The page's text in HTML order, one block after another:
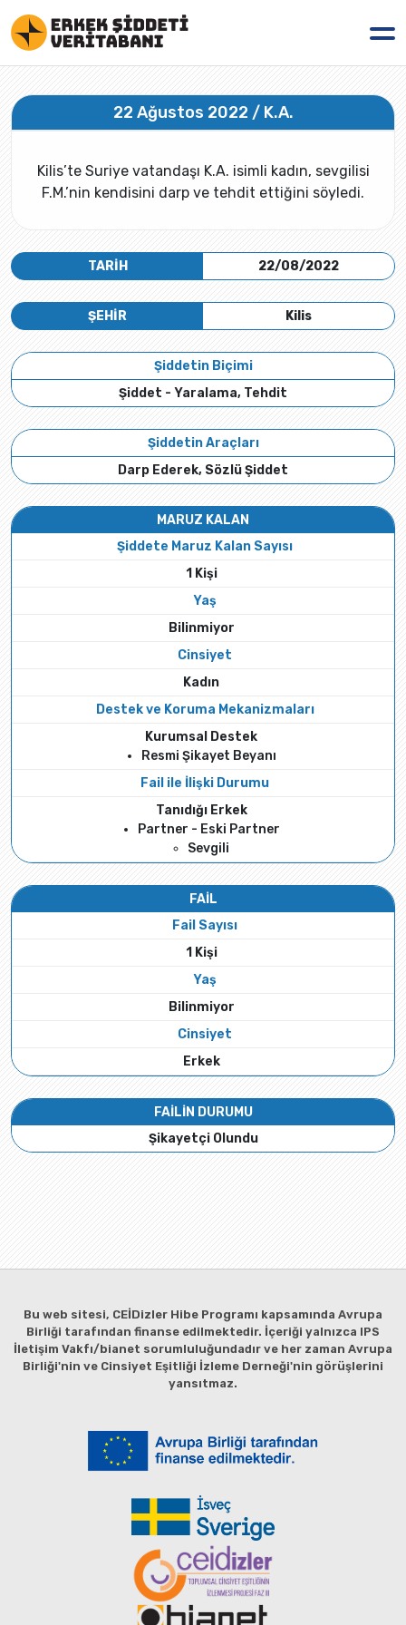
22 Ağustos 2022 / K.A.
Kilis’te Suriye vatandaşı K.A. isimli kadın, sevgilisi
F.M.’nin kendisini darp ve tehdit ettiğini söyledi.
TARİH 22/08/2022
Kilis
ŞEHİR
Şiddetin Biçimi
Şiddet - Yaralama, Tehdit
Şiddetin Araçları
Darp Ederek, Sözlü Şiddet
MARUZ KALAN
Şiddete Maruz Kalan Sayısı
1 Kişi
Yaş
Bilinmiyor
Cinsiyet
Kadın
Destek ve Koruma Mekanizmaları
Kurumsal Destek
Resmi Şikayet Beyanı
Fail ile İlişki Durumu
Tanıdığı Erkek
Partner - Eski Partner
Sevgili
FAİL
Fail Sayısı
1 Kişi
Yaş
Bilinmiyor
Cinsiyet
Erkek
FAİLİN DURUMU
Şikayetçi Olundu
Bu web sitesi, CEİDizler Hibe Programı kapsamında Avrupa
Birliği tarafından finanse edilmektedir. İçeriği yalnızca IPS
İletişim Vakfı/bianet sorumluluğundadır ve her zaman Avrupa
Birliği'nin ve Cinsiyet Eşitliği İzleme Derneği'nin görüşlerini
yansıtmaz.